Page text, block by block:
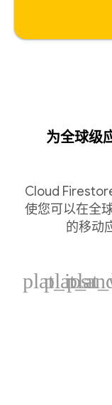
为全球级
Cloud
使您可以在全
的移动
plat_ios